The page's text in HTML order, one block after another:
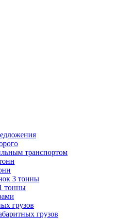
транспортом
3 тонны
тонны
грузов
грузов